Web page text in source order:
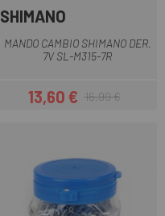
SHIMANO
MANDO CAMBIO SHIMANO DER.
7V SL-M315-7R
Prezzo
13,60 €Prezzo base
16,99 €